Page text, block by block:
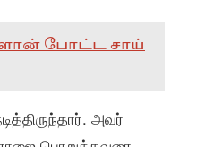
போட்ட சாய்
அவர்